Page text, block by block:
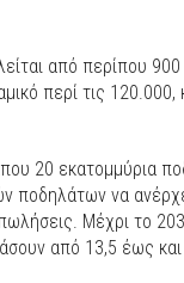
από περίπου 900
περί τις
20 εκατομμύρια
ποδηλάτων να
Μέχρι το
από 13,5 έως